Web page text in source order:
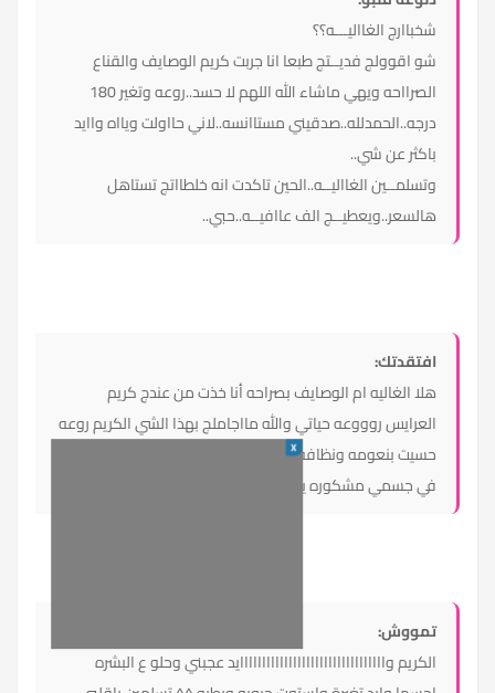
شخباارج الغااليـــه؟؟
شو اقوولج فديــتج طبعا انا جربت كريم الوصايف والقناع
الصرااحه ويهي ماشاء الله اللهم لا حسد..روعه وتغير 180
درجه..الحمدلله..صدقيني مستاانسه..لاني حااولت ويااه واايد
باكثر عن شي..
وتسلمــين الغااليــه..الحين تاكدت انه خلطااتج تستاهل
هالسعر..ويعطيــج الف عاافيــه..حبي..
افتقدتك:
هلا الغاليه ام الوصايف بصراحه أنا خذت من عندج كريم
العرايس روووعه حياتي والله مااجاملج بهذا الشي الكريم روعه
حسيت بنعومه ونظافه من اول اسبوع وراحت البقع البنيه اللي
في جسمي مشكوره يالغاليه
تمووش:
الكريم وااااااااااااااااااااااااااااااااايد عجبني وحلو ع البشره
X